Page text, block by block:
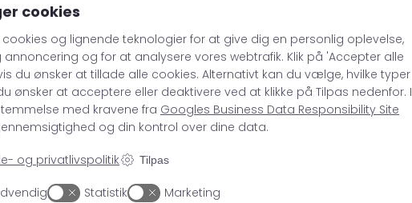
Louise Conradsen
CMO & Partner
Læs mere →
cookies
cookies og lignende teknologier for at give dig en personlig oplevelse,
annoncering og for at analysere vores webtrafik. Klik på 'Accepter alle
du ønsker at tillade alle cookies. Alternativt kan du vælge, hvilke typer
ønsker at acceptere eller deaktivere ved at klikke på Tilpas nedenfor. I
med kravene fra Googles Business Data Responsibility Site
og din kontrol over dine data.
og privatlivspolitik Tilpas
Statistik Marketing